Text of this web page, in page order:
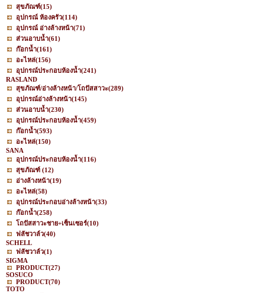
สุขภัณฑ์(15)
อุปกรณ์ ห้องครัว(114)
อุปกรณ์ อ่างล้างหน้า(71)
ส่วนอาบน้ำ(61)
ก๊อกน้ำ(161)
อะไหล่(156)
อุปกรณ์ประกอบห้องน้ำ(241)
RASLAND
สุขภัณฑ์/อ่างล้างหน้า/โถปัสสาวะ(289)
อุปกรณ์อ่างล้างหน้า(145)
ส่วนอาบน้ำ(230)
อุปกรณ์ประกอบห้องน้ำ(459)
ก๊อกน้ำ(593)
อะไหล่(150)
SANA
อุปกรณ์ประกอบห้องน้ำ(116)
สุขภัณฑ์ (12)
อ่างล้างหน้า(19)
อะไหล่(58)
อุปกรณ์ประกอบอ่างล้างหน้า(33)
ก๊อกน้ำ(258)
โถปัสสาวะชาย+เซ็นเซอร์(10)
ฟลัชวาล์ว(40)
SCHELL
ฟลัชวาล์ว(1)
SIGMA
PRODUCT(27)
SOSUCO
PRODUCT(70)
TOTO